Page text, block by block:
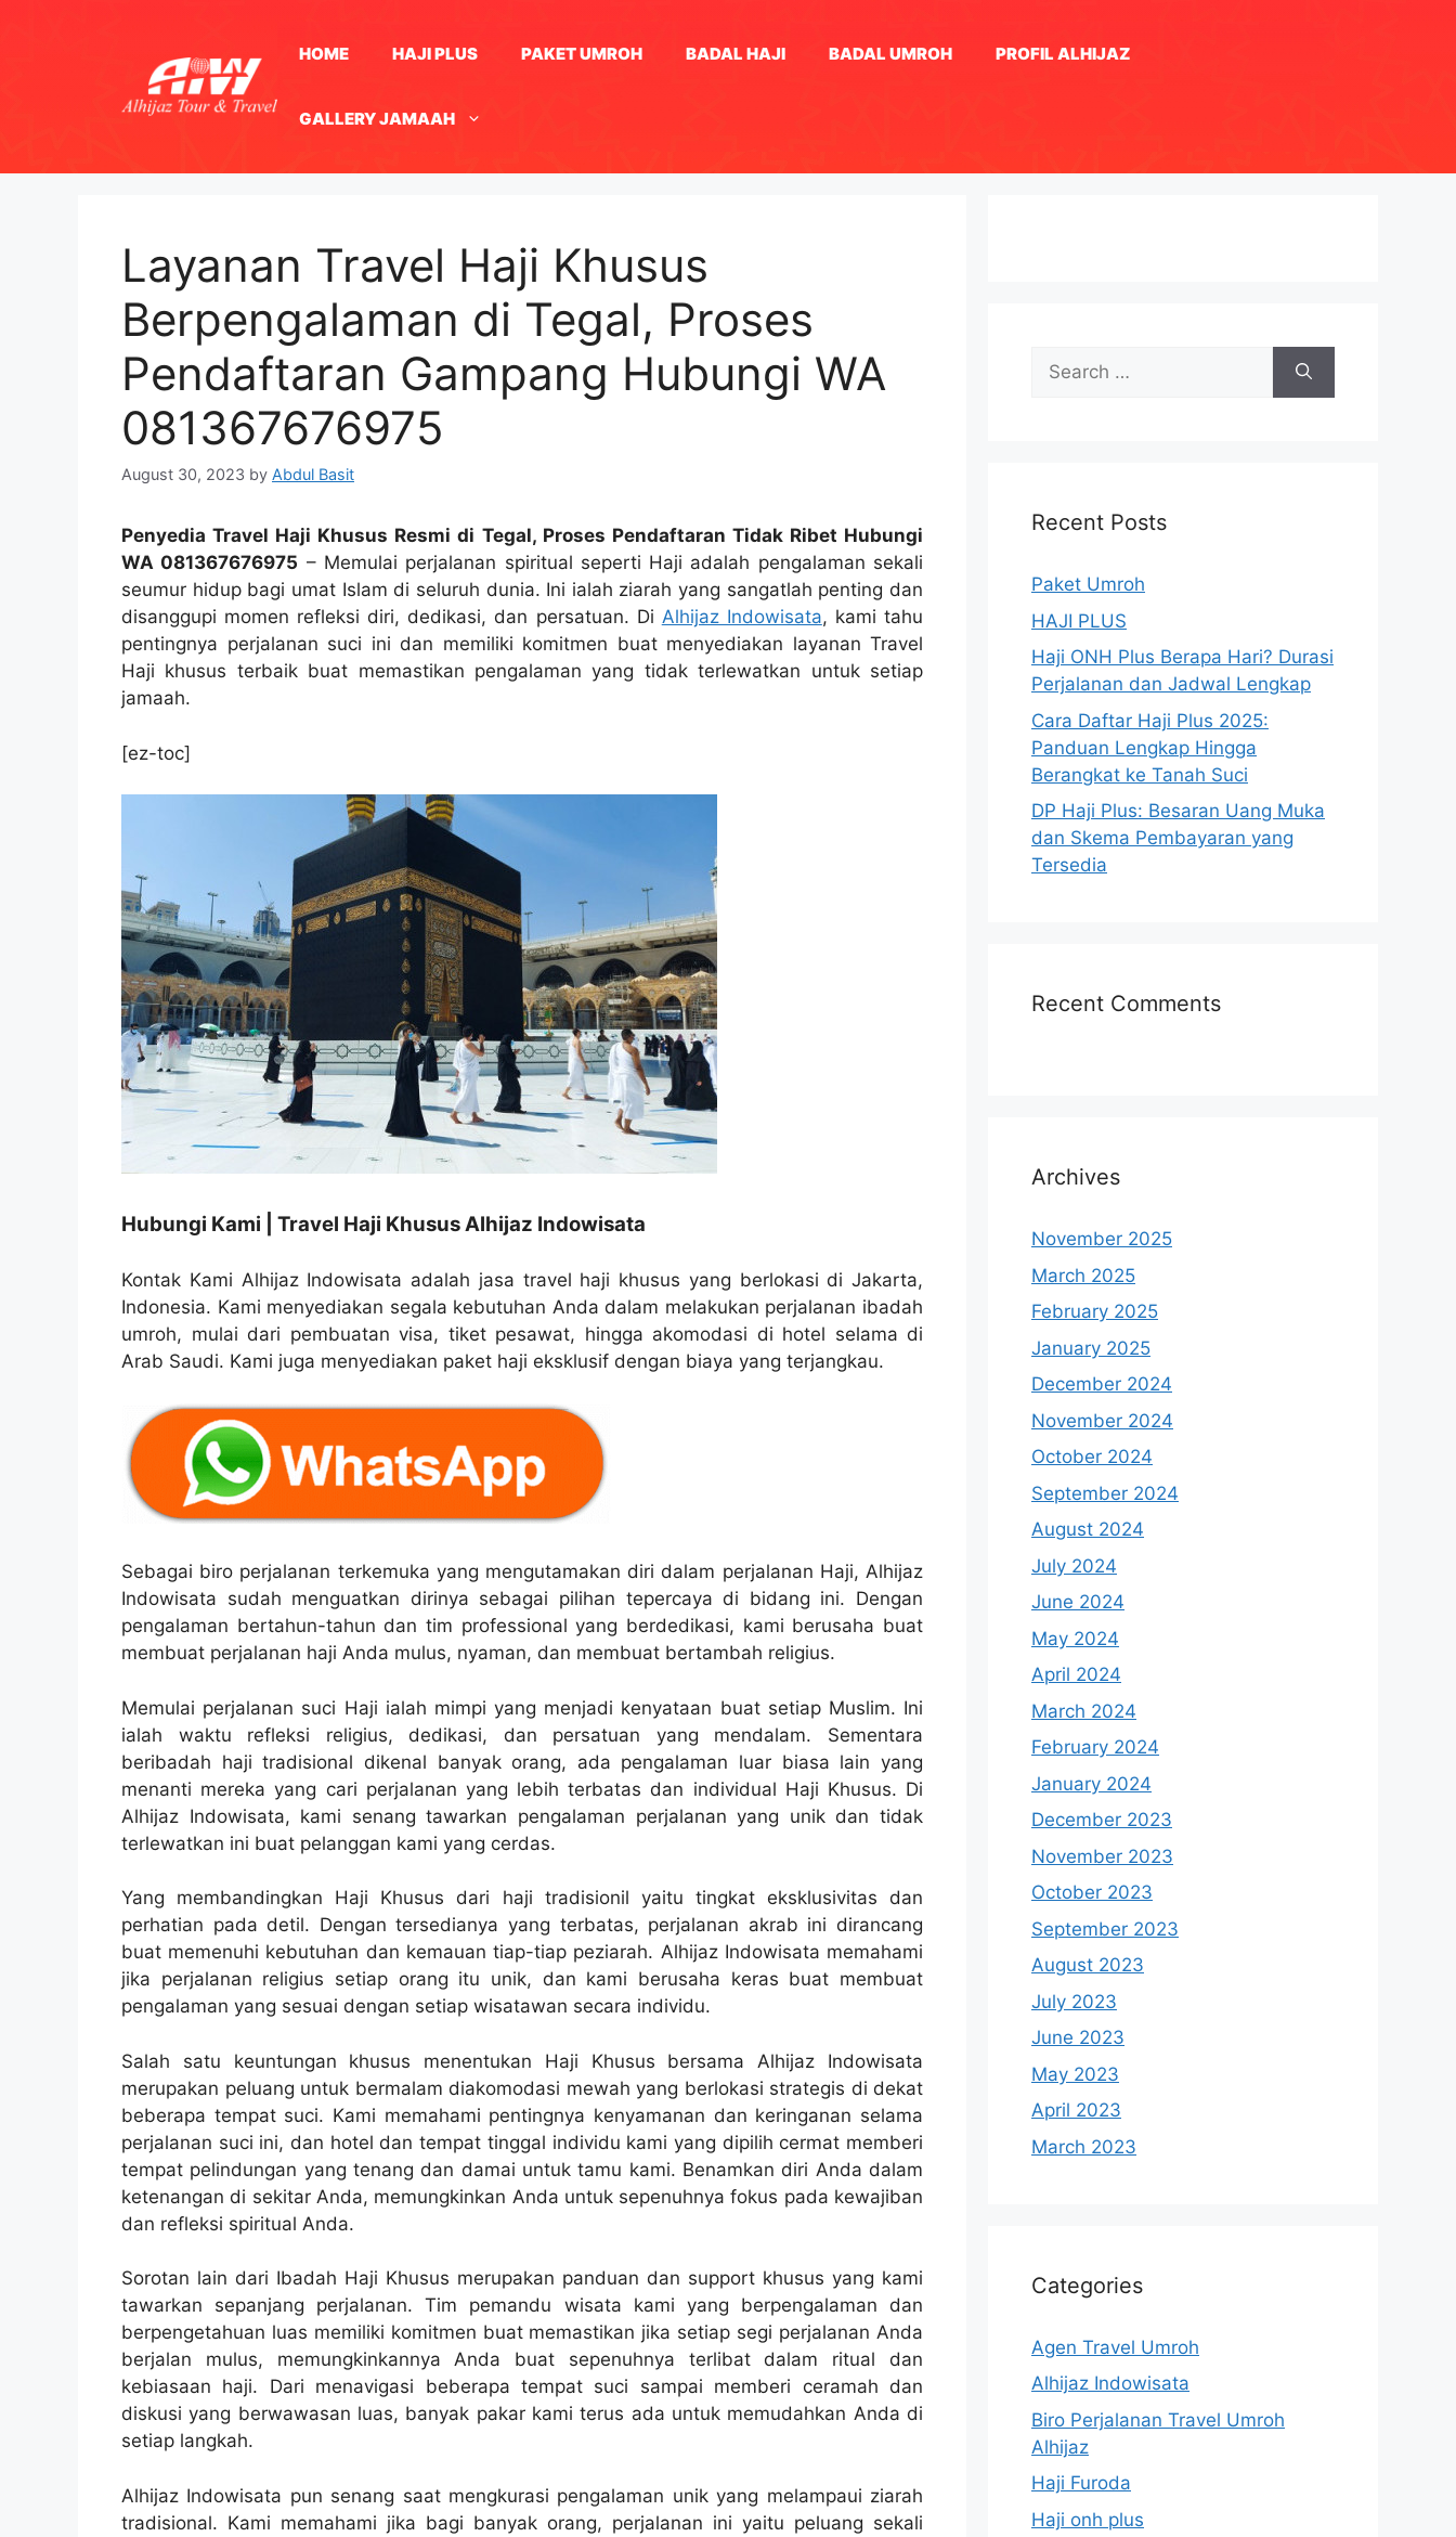
HOME HAJI PLUS PAKET UMROH BADAL HAJI BADAL UMROH PROFIL ALHIJAZ
GALLERY JAMAAH
Layanan Travel Haji Khusus
Berpengalaman di Tegal, Proses
Pendaftaran Gampang Hubungi WA
081367676975
August 30, 2023 by Abdul Basit
Penyedia Travel Haji Khusus Resmi di Tegal, Proses Pendaftaran Tidak Ribet Hubungi
WA 081367676975 – Memulai perjalanan spiritual seperti Haji adalah pengalaman sekali
seumur hidup bagi umat Islam di seluruh dunia. Ini ialah ziarah yang sangatlah penting dan
disanggupi momen refleksi diri, dedikasi, dan persatuan. Di Alhijaz Indowisata, kami tahu
pentingnya perjalanan suci ini dan memiliki komitmen buat menyediakan layanan Travel
Haji khusus terbaik buat memastikan pengalaman yang tidak terlewatkan untuk setiap
jamaah.
[ez-toc]
Hubungi Kami | Travel Haji Khusus Alhijaz Indowisata
Kontak Kami Alhijaz Indowisata adalah jasa travel haji khusus yang berlokasi di Jakarta,
Indonesia. Kami menyediakan segala kebutuhan Anda dalam melakukan perjalanan ibadah
umroh, mulai dari pembuatan visa, tiket pesawat, hingga akomodasi di hotel selama di
Arab Saudi. Kami juga menyediakan paket haji eksklusif dengan biaya yang terjangkau.
Sebagai biro perjalanan terkemuka yang mengutamakan diri dalam perjalanan Haji, Alhijaz
Indowisata sudah menguatkan dirinya sebagai pilihan tepercaya di bidang ini. Dengan
pengalaman bertahun-tahun dan tim professional yang berdedikasi, kami berusaha buat
membuat perjalanan haji Anda mulus, nyaman, dan membuat bertambah religius.
Memulai perjalanan suci Haji ialah mimpi yang menjadi kenyataan buat setiap Muslim. Ini
ialah waktu refleksi religius, dedikasi, dan persatuan yang mendalam. Sementara
beribadah haji tradisional dikenal banyak orang, ada pengalaman luar biasa lain yang
menanti mereka yang cari perjalanan yang lebih terbatas dan individual Haji Khusus. Di
Alhijaz Indowisata, kami senang tawarkan pengalaman perjalanan yang unik dan tidak
terlewatkan ini buat pelanggan kami yang cerdas.
Yang membandingkan Haji Khusus dari haji tradisionil yaitu tingkat eksklusivitas dan
perhatian pada detil. Dengan tersedianya yang terbatas, perjalanan akrab ini dirancang
buat memenuhi kebutuhan dan kemauan tiap-tiap peziarah. Alhijaz Indowisata memahami
jika perjalanan religius setiap orang itu unik, dan kami berusaha keras buat membuat
pengalaman yang sesuai dengan setiap wisatawan secara individu.
Salah satu keuntungan khusus menentukan Haji Khusus bersama Alhijaz Indowisata
merupakan peluang untuk bermalam diakomodasi mewah yang berlokasi strategis di dekat
beberapa tempat suci. Kami memahami pentingnya kenyamanan dan keringanan selama
perjalanan suci ini, dan hotel dan tempat tinggal individu kami yang dipilih cermat memberi
tempat pelindungan yang tenang dan damai untuk tamu kami. Benamkan diri Anda dalam
ketenangan di sekitar Anda, memungkinkan Anda untuk sepenuhnya fokus pada kewajiban
dan refleksi spiritual Anda.
Sorotan lain dari Ibadah Haji Khusus merupakan panduan dan support khusus yang kami
tawarkan sepanjang perjalanan. Tim pemandu wisata kami yang berpengalaman dan
berpengetahuan luas memiliki komitmen buat memastikan jika setiap segi perjalanan Anda
berjalan mulus, memungkinkannya Anda buat sepenuhnya terlibat dalam ritual dan
kebiasaan haji. Dari menavigasi beberapa tempat suci sampai memberi ceramah dan
diskusi yang berwawasan luas, banyak pakar kami terus ada untuk memudahkan Anda di
setiap langkah.
Alhijaz Indowisata pun senang saat mengkurasi pengalaman unik yang melampaui ziarah
tradisional. Kami memahami jika bagi banyak orang, perjalanan ini yaitu peluang sekali
Search
for:
Recent Posts
Paket Umroh
HAJI PLUS
Haji ONH Plus Berapa Hari? Durasi
Perjalanan dan Jadwal Lengkap
Cara Daftar Haji Plus 2025:
Panduan Lengkap Hingga
Berangkat ke Tanah Suci
DP Haji Plus: Besaran Uang Muka
dan Skema Pembayaran yang
Tersedia
Recent Comments
Archives
November 2025
March 2025
February 2025
January 2025
December 2024
November 2024
October 2024
September 2024
August 2024
July 2024
June 2024
May 2024
April 2024
March 2024
February 2024
January 2024
December 2023
November 2023
October 2023
September 2023
August 2023
July 2023
June 2023
May 2023
April 2023
March 2023
Categories
Agen Travel Umroh
Alhijaz Indowisata
Biro Perjalanan Travel Umroh
Alhijaz
Haji Furoda
Haji onh plus